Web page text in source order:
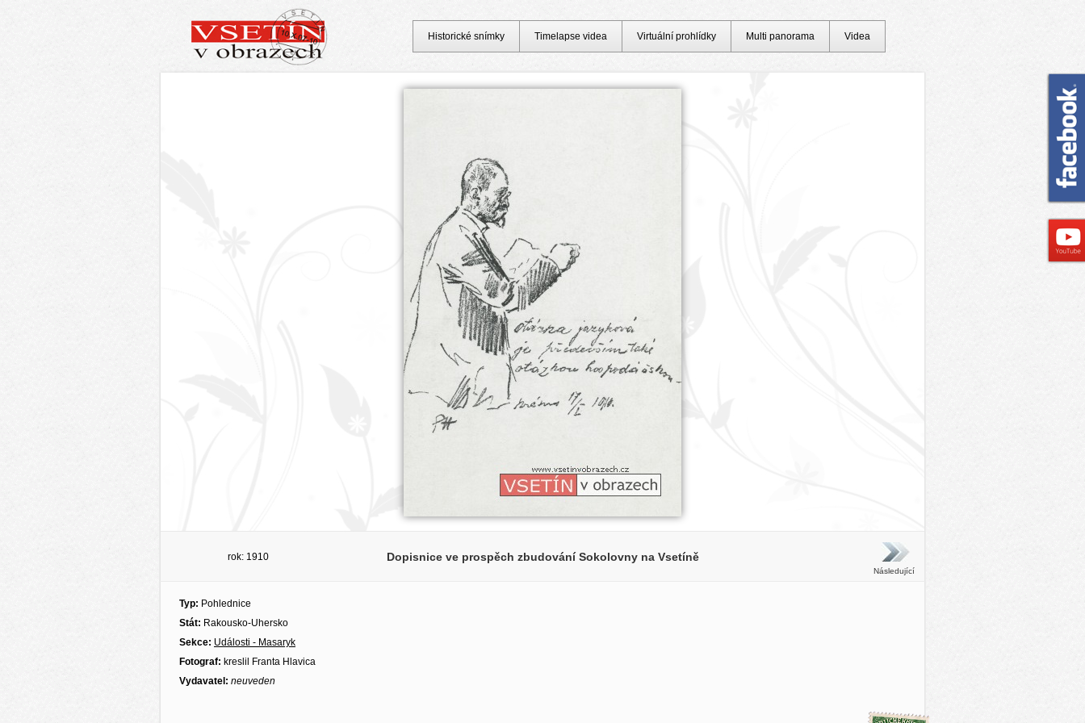
rok: 1910 Dopisnice ve prospěch zbudování Sokolovny na Vsetíně
Následující
Typ: Pohlednice
Stát: Rakousko-Uhersko
Sekce: Události - Masaryk
Fotograf: kreslil Franta Hlavica
Vydavatel: neuveden
Historické snímky Timelapse videa Virtuální prohlídky Multi panorama Videa